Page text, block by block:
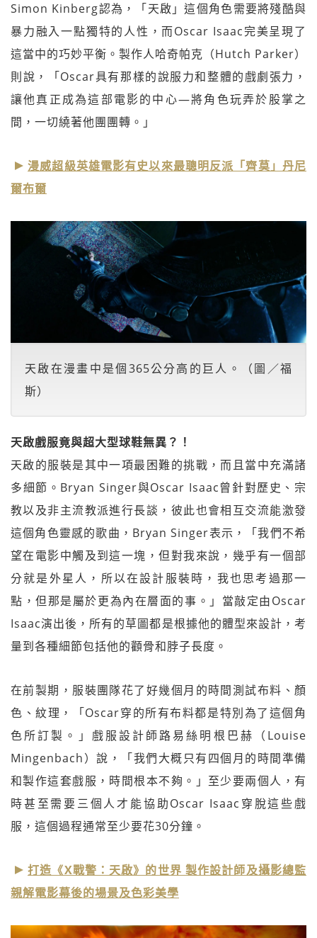
Simon Kinberg認為，「天啟」這個角色需要將殘酷與
暴力融入一點獨特的人性，而Oscar Isaac完美呈現了
這當中的巧妙平衡。製作人哈奇帕克（Hutch Parker）
則說，「Oscar具有那樣的說服力和整體的戲劇張力，
讓他真正成為這部電影的中心—將角色玩弄於股掌之
間，一切繞著他團團轉。」
漫威超級英雄電影有史以來最聰明反派「齊莫」丹尼
爾布爾
天啟在漫畫中是個365公分高的巨人。（圖／福
斯）
天啟戲服竟與超大型球鞋無異？！
天啟的服裝是其中一項最困難的挑戰，而且當中充滿諸
多細節。Bryan Singer與Oscar Isaac曾針對歷史、宗
教以及非主流教派進行長談，彼此也會相互交流能激發
這個角色靈感的歌曲，Bryan Singer表示，「我們不希
望在電影中觸及到這一塊，但對我來說，幾乎有一個部
分就是外星人，所以在設計服裝時，我也思考過那一
點，但那是屬於更為內在層面的事。」當敲定由Oscar
Isaac演出後，所有的草圖都是根據他的體型來設計，考
量到各種細節包括他的顴骨和脖子長度。
在前製期，服裝團隊花了好幾個月的時間測試布料、顏
色、紋理，「Oscar穿的所有布料都是特別為了這個角
色所訂製。」戲服設計師路易絲明根巴赫（Louise
Mingenbach）說，「我們大概只有四個月的時間準備
和製作這套戲服，時間根本不夠。」至少要兩個人，有
時甚至需要三個人才能協助Oscar Isaac穿脫這些戲
服，這個過程通常至少要花30分鐘。
打造《X戰警：天啟》的世界 製作設計師及攝影總監
親解電影幕後的場景及色彩美學